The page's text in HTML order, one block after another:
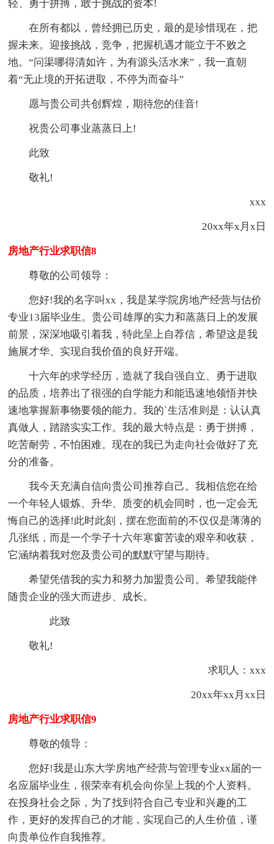
轻、勇于拼搏，敢于挑战的资本!
在所有都以，曾经拥已历史，最的是珍惜现在，把
握未来。迎接挑战，竞争，把握机遇才能立于不败之
地。“问渠哪得清如许，为有源头活水来”，我一直朝
着“无止境的开拓进取，不停为而奋斗”
愿与贵公司共创辉煌，期待您的佳音!
祝贵公司事业蒸蒸日上!
此致
敬礼!
xxx
20xx年x月x日
房地产行业求职信8
尊敬的公司领导：
您好!我的名字叫xx，我是某学院房地产经营与估价
专业13届毕业生。贵公司雄厚的实力和蒸蒸日上的发展
前景，深深地吸引着我，特此呈上自荐信，希望这是我
施展才华、实现自我价值的良好开端。
十六年的求学经历，造就了我自强自立、勇于进取
的品质，培养出了很强的自学能力和能迅速地领悟并快
速地掌握新事物要领的能力。我的`生活准则是：认认真
真做人，踏踏实实工作。我的最大特点是：勇于拼搏，
吃苦耐劳，不怕困难。现在的我已为走向社会做好了充
分的准备。
我今天充满自信向贵公司推荐自己。我相信您在给
一个年轻人锻炼、升华、质变的机会同时，也一定会无
悔自己的选择!此时此刻，摆在您面前的不仅仅是薄薄的
几张纸，而是一个学子十六年寒窗苦读的艰辛和收获，
它涵纳着我对您及贵公司的默默守望与期待。
希望凭借我的实力和努力加盟贵公司。希望我能伴
随贵企业的强大而进步、成长。
此致
敬礼!
求职人：xxx
20xx年xx月xx日
房地产行业求职信9
尊敬的领导：
您好!我是山东大学房地产经营与管理专业xx届的一
名应届毕业生，很荣幸有机会向你呈上我的个人资料。
在投身社会之际，为了找到符合自己专业和兴趣的工
作，更好的发挥自己的才能，实现自己的人生价值，谨
向贵单位作自我推荐。